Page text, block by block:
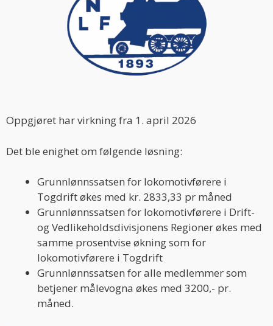
Oppgjøret har virkning fra 1. april 2026
Det ble enighet om følgende løsning:
Grunnlønnssatsen for lokomotivførere i
Togdrift økes med kr. 2833,33 pr måned
Grunnlønnssatsen for lokomotivførere i Drift-
og Vedlikeholdsdivisjonens Regioner økes med
samme prosentvise økning som for
lokomotivførere i Togdrift
Grunnlønnssatsen for alle medlemmer som
betjener målevogna økes med 3200,- pr.
måned.